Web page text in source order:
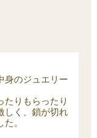
身のジュエリー
たりもらったり
しく、鎖が切れ
。